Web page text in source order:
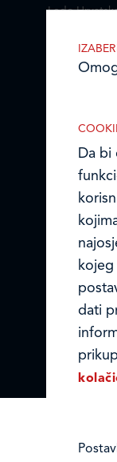
Ledo
Prodajni
Online
Privacy
© LEDO
Da bi
kojeg
dati
Nužni
a